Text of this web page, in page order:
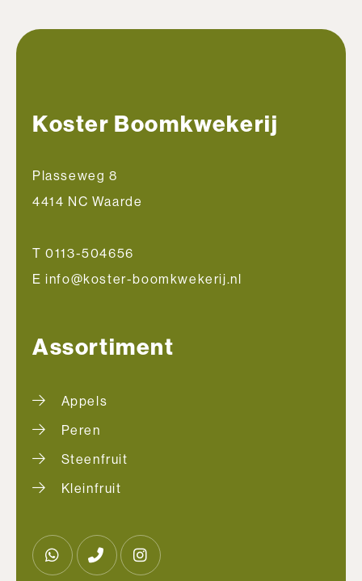
Koster Boomkwekerij
Plasseweg 8
4414 NC Waarde
T 0113-504656
E info@koster-boomkwekerij.nl
Assortiment
Appels
Peren
Steenfruit
Kleinfruit